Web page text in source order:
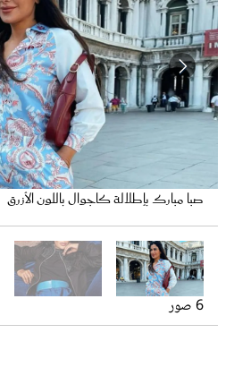
صبا مبارك بإطلالة كاجوال باللون الأزرق
صبا مبارك بإطلالة كاجوال باللون الأخضر
6 صور
فيديو
مطبخ سيدتي
مقالات الرأي
ستايل
تقارير
عروس سيدتي